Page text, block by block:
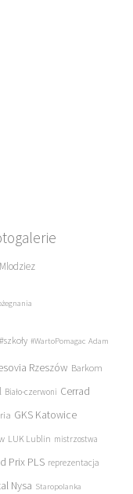
#szkoły #WartoPomagac Adam
Rzeszów Barkom
Biało-czerwoni Cerrad
GKS Katowice
LUK Lublin mistrzostwa
Prix PLS reprezentacja
Nysa Staropolanka